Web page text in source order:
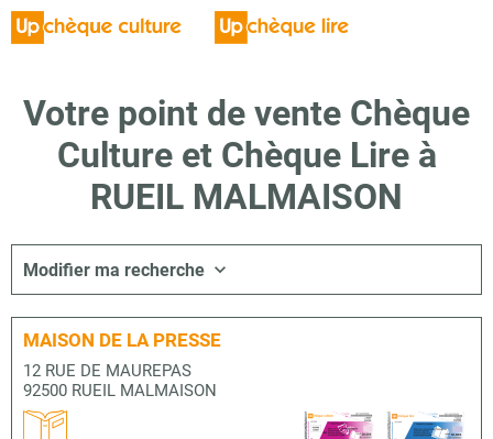
Votre point de vente Chèque
Culture et Chèque Lire à
RUEIL MALMAISON
Modifier ma recherche
MAISON DE LA PRESSE
12 RUE DE MAUREPAS
92500 RUEIL MALMAISON